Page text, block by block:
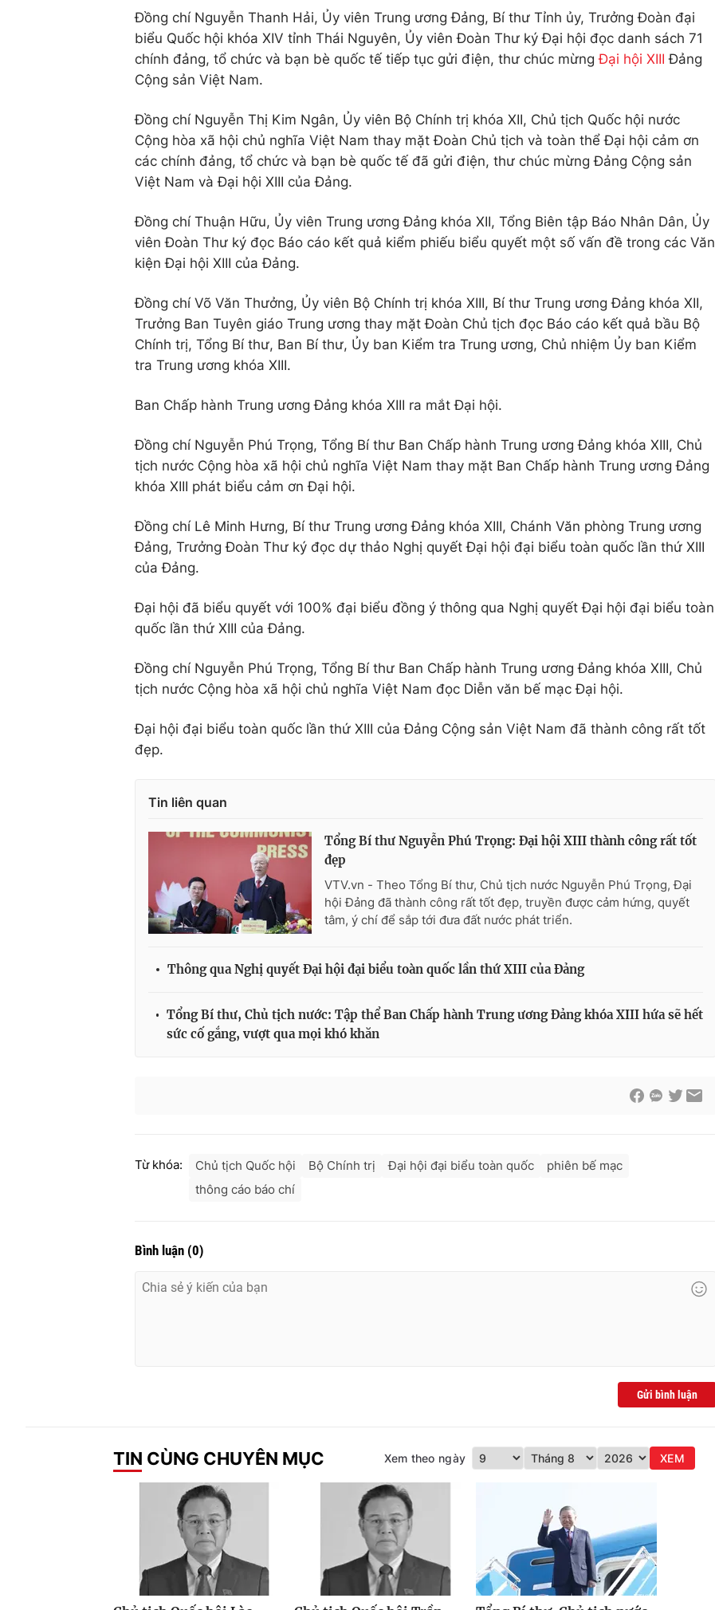
Đồng chí Nguyễn Thanh Hải, Ủy viên Trung ương Đảng, Bí thư Tỉnh ủy, Trưởng Đoàn đại
biểu Quốc hội khóa XIV tỉnh Thái Nguyên, Ủy viên Đoàn Thư ký Đại hội đọc danh sách 71
chính đảng, tổ chức và bạn bè quốc tế tiếp tục gửi điện, thư chúc mừngĐại hội XIII Đảng
Cộng sản Việt Nam.
Đồng chí Nguyễn Thị Kim Ngân, Ủy viên Bộ Chính trị khóa XII, Chủ tịch Quốc hội nước
Cộng hòa xã hội chủ nghĩa Việt Nam thay mặt Đoàn Chủ tịch và toàn thể Đại hội cảm ơn
các chính đảng, tổ chức và bạn bè quốc tế đã gửi điện, thư chúc mừng Đảng Cộng sản
Việt Nam và Đại hội XIII của Đảng.
Đồng chí Thuận Hữu, Ủy viên Trung ương Đảng khóa XII, Tổng Biên tập Báo Nhân Dân, Ủy
viên Đoàn Thư ký đọc Báo cáo kết quả kiểm phiếu biểu quyết một số vấn đề trong các Văn
kiện Đại hội XIII của Đảng.
Đồng chí Võ Văn Thưởng, Ủy viên Bộ Chính trị khóa XIII, Bí thư Trung ương Đảng khóa XII,
Trưởng Ban Tuyên giáo Trung ương thay mặt Đoàn Chủ tịch đọc Báo cáo kết quả bầu Bộ
Chính trị, Tổng Bí thư, Ban Bí thư, Ủy ban Kiểm tra Trung ương, Chủ nhiệm Ủy ban Kiểm
tra Trung ương khóa XIII.
Ban Chấp hành Trung ương Đảng khóa XIII ra mắt Đại hội.
Đồng chí Nguyễn Phú Trọng, Tổng Bí thư Ban Chấp hành Trung ương Đảng khóa XIII, Chủ
tịch nước Cộng hòa xã hội chủ nghĩa Việt Nam thay mặt Ban Chấp hành Trung ương Đảng
khóa XIII phát biểu cảm ơn Đại hội.
Đồng chí Lê Minh Hưng, Bí thư Trung ương Đảng khóa XIII, Chánh Văn phòng Trung ương
Đảng, Trưởng Đoàn Thư ký đọc dự thảo Nghị quyết Đại hội đại biểu toàn quốc lần thứ XIII
của Đảng.
Đại hội đã biểu quyết với 100% đại biểu đồng ý thông qua Nghị quyết Đại hội đại biểu toàn
quốc lần thứ XIII của Đảng.
Đồng chí Nguyễn Phú Trọng, Tổng Bí thư Ban Chấp hành Trung ương Đảng khóa XIII, Chủ
tịch nước Cộng hòa xã hội chủ nghĩa Việt Nam đọc Diễn văn bế mạc Đại hội.
Đại hội đại biểu toàn quốc lần thứ XIII của Đảng Cộng sản Việt Nam đã thành công rất tốt
đẹp.
Tin liên quan
Tổng Bí thư Nguyễn Phú Trọng: Đại hội XIII thành công rất tốt
đẹp
VTV.vn - Theo Tổng Bí thư, Chủ tịch nước Nguyễn Phú Trọng, Đại
hội Đảng đã thành công rất tốt đẹp, truyền được cảm hứng, quyết
tâm, ý chí để sắp tới đưa đất nước phát triển.
Thông qua Nghị quyết Đại hội đại biểu toàn quốc lần thứ XIII của Đảng
Tổng Bí thư, Chủ tịch nước: Tập thể Ban Chấp hành Trung ương Đảng khóa XIII hứa sẽ hết
sức cố gắng, vượt qua mọi khó khăn
Từ khóa: Chủ tịch Quốc hội Bộ Chính trị Đại hội đại biểu toàn quốc
phiên bế mạc
thông cáo báo chí
Bình luận (0)
Gửi bình luận
TIN CÙNG CHUYÊN MỤC Xem theo ngày XEM